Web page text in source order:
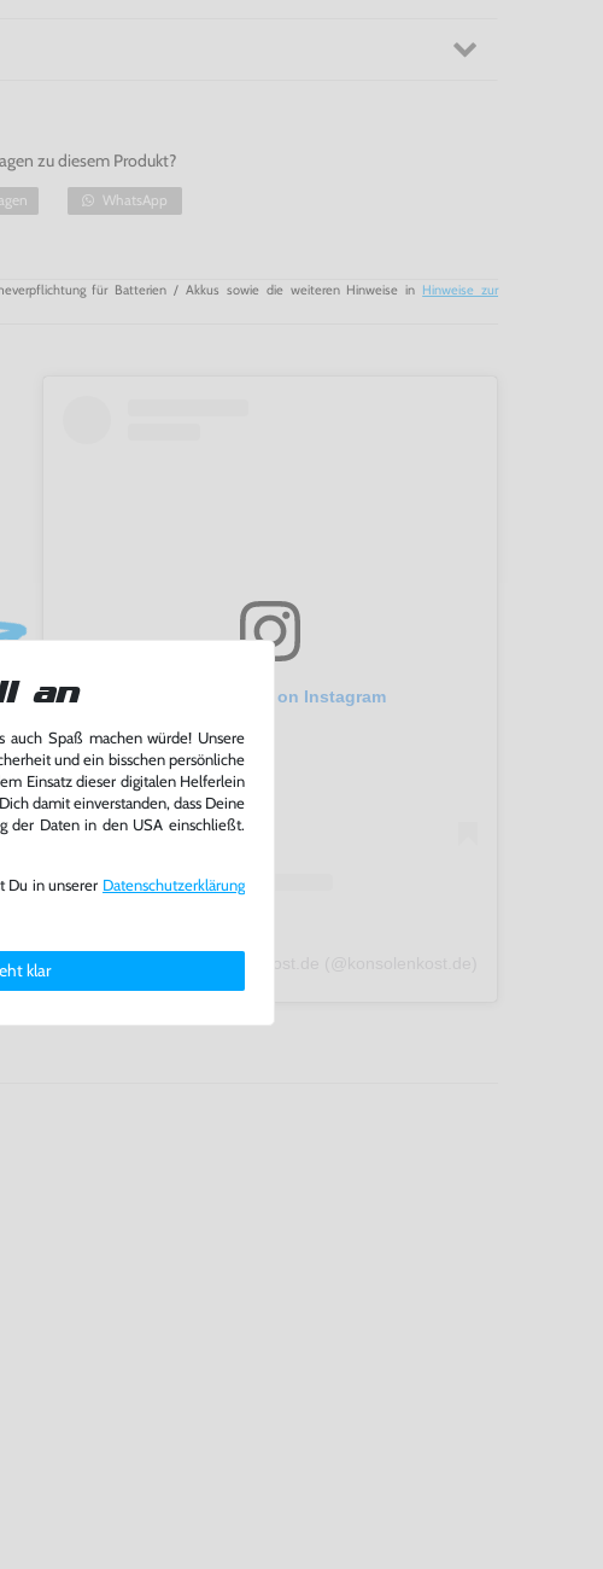
zu diesem Produkt?
WhatsApp
für Batterien / Akkus sowie die weiteren Hinweise in Hinweise zur
View this post on Instagram
an
Spaß machen würde! Unsere
und ein bisschen persönliche
Einsatz dieser digitalen Helferlein
damit einverstanden, dass Deine
der Daten in den USA einschließt.
Du in unserer Daten­schutz­erklärung
klar